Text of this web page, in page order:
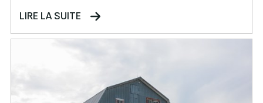
LIRE LA SUITE